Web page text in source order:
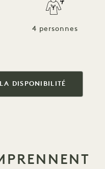
4 personnes
DISPONIBILITÉ